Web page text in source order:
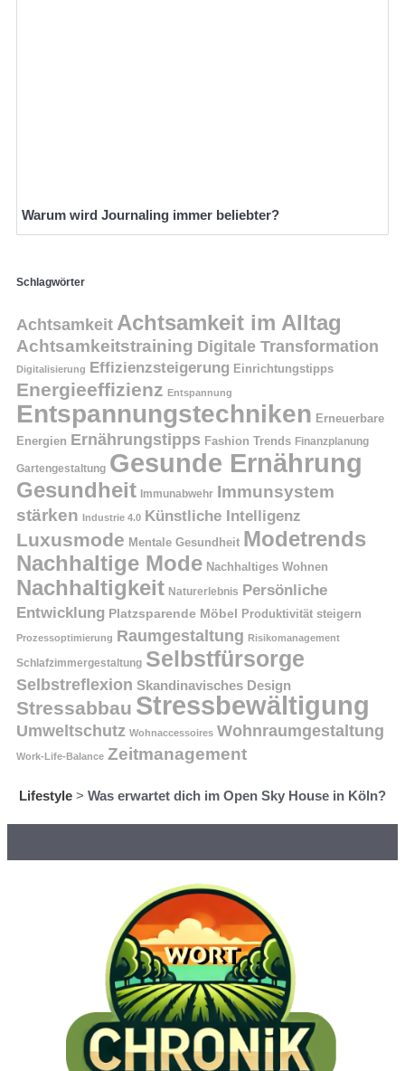
Warum wird Journaling immer beliebter?
Schlagwörter
Achtsamkeit Achtsamkeit im Alltag
Achtsamkeitstraining Digitale Transformation
Digitalisierung Effizienzsteigerung Einrichtungstipps
Energieeffizienz Entspannung
Entspannungstechniken Erneuerbare
Energien Ernährungstipps Fashion Trends Finanzplanung
Gartengestaltung Gesunde Ernährung
Gesundheit Immunabwehr Immunsystem
stärken Industrie 4.0 Künstliche Intelligenz
Luxusmode Mentale Gesundheit Modetrends
Nachhaltige Mode Nachhaltiges Wohnen
Nachhaltigkeit Naturerlebnis Persönliche
Entwicklung Platzsparende Möbel Produktivität steigern
Prozessoptimierung Raumgestaltung Risikomanagement
Schlafzimmergestaltung Selbstfürsorge
Selbstreflexion Skandinavisches Design
Stressabbau Stressbewältigung
Umweltschutz Wohnaccessoires Wohnraumgestaltung
Work-Life-Balance Zeitmanagement
Lifestyle > Was erwartet dich im Open Sky House in Köln?